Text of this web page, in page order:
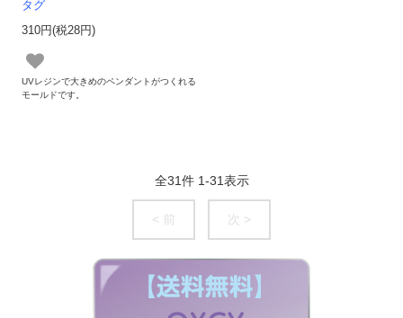
タグ
310円(税28円)
UVレジンで大きめのペンダントがつくれる
モールドです。
全31件 1-31表示
< 前 次 >